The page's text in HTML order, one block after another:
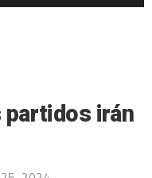
partidos irán